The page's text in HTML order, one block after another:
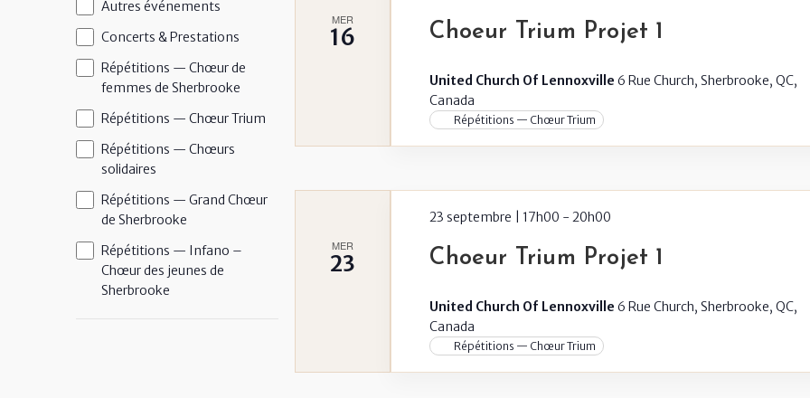
l'une
des
entrées
formulaire
entraînera
l'actualisation
de
la
liste
des
événements
Catégorie
Autres événements
Concerts & Prestations
Répétitions — Chœur de
femmes de Sherbrooke
Répétitions — Chœur Trium
Répétitions — Chœurs
solidaires
Répétitions — Grand Chœur
de Sherbrooke
Répétitions — Infano –
Chœur des jeunes de
Sherbrooke
MER
16 Choeur Trium Projet 1
United Church Of Lennoxville6 Rue Church, Sherbrooke, QC,
Canada
Répétitions — Chœur Trium
MER
23 Choeur Trium Projet 1
23 septembre | 17h00 - 20h00
United Church Of Lennoxville6 Rue Church, Sherbrooke, QC,
Canada
Répétitions — Chœur Trium